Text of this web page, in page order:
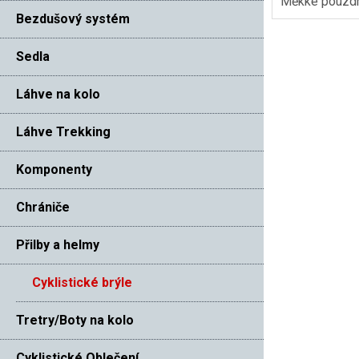
Bezdušový systém
Sedla
Láhve na kolo
Láhve Trekking
Komponenty
Chrániče
Přilby a helmy
Cyklistické brýle
Tretry/Boty na kolo